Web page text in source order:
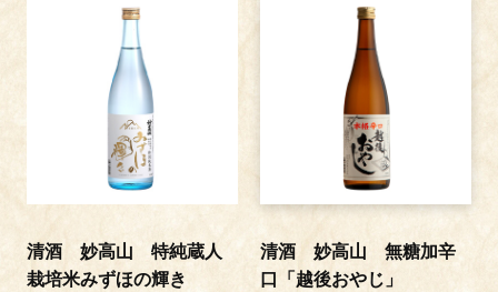
清酒 妙高山 特純蔵人
栽培米みずほの輝き
清酒 妙高山 無糖加辛
口「越後おやじ」